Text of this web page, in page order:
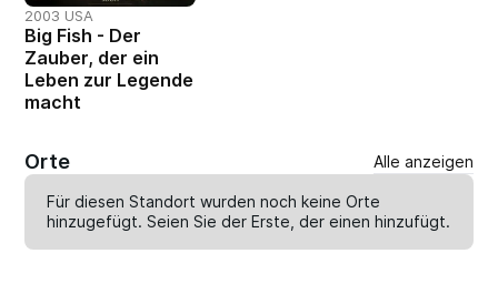
2003 USA
Big Fish - Der
Zauber, der ein
Leben zur Legende
macht
Orte Alle anzeigen
Für diesen Standort wurden noch keine Orte
hinzugefügt. Seien Sie der Erste, der einenhinzufügt.